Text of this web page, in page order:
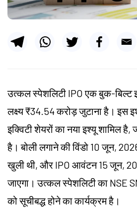
उत्कल स्पेशलिटी IPO एक बुक-बिल्ट
लक्ष्य ₹34.54 करोड़ जुटाना है। इस
इक्विटी शेयरों का नया इश्यू शामिल
है। बोली लगाने की विंडो 10 जून,
खुली थी, और IPO आवंटन 15 जून,
जाएगा। उत्कल स्पेशलिटी का NSE
को सूचीबद्ध होने का कार्यक्रम है।